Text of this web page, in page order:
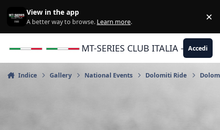
View in the app
A better way to browse. Learn more. ×
MT-SERIES CLUB ITALIA -Accedi
Indice Gallery National Events Dolomiti Ride